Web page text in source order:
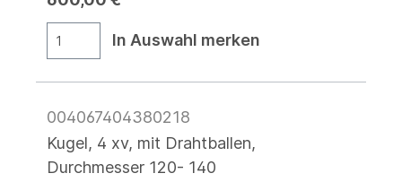
In Auswahl merken
004067404380218
Kugel, 4 xv, mit Drahtballen,
Durchmesser 120- 140